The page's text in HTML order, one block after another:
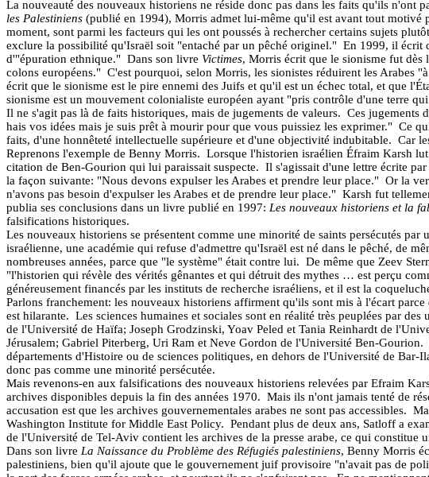
La nouveauté des nouveaux historiens ne réside donc pas dans les faits qu'ils n'ont
les Palestiniens (publié en 1994), Morris admet lui-même qu'il est avant tout motivé
moment, sont parmi les facteurs qui les ont poussés à rechercher certains sujets
exclure la possibilité qu'Israël soit "entaché par un pêché originel." En 1999, il écrit
d'"épuration ethnique." Dans son livre Victimes, Morris écrit que le sionisme fut
colons européens." C'est pourquoi, selon Morris, les sionistes réduirent les Arabes
écrit que le sionisme est le pire ennemi des Juifs et qu'il est un échec total, et que
sionisme est un mouvement colonialiste européen ayant "pris contrôle d'une terre
Il ne s'agit pas là de faits historiques, mais de jugements de valeurs. Ces jugements
hais vos idées mais je suis prêt à mourir pour que vous puissiez les exprimer." Ce
faits, d'une honnêteté intellectuelle supérieure et d'une objectivité indubitable. Car
Reprenons l'exemple de Benny Morris. Lorsque l'historien israélien Éfraim Karsh
citation de Ben-Gourion qui lui paraissait suspecte. Il s'agissait d'une lettre écrite
la façon suivante: "Nous devons expulser les Arabes et prendre leur place." Or la
n'avons pas besoin d'expulser les Arabes et de prendre leur place." Karsh fut
publia ses conclusions dans un livre publié en 1997: Les nouveaux historiens et la
falsifications historiques.
Les nouveaux historiens se présentent comme une minorité de saints persécutés
israélienne, une académie qui refuse d'admettre qu'Israël est né dans le pêché, de
nombreuses années, parce que "le système" était contre lui. De même que Zeev
"l'historien qui révèle des vérités gênantes et qui détruit des mythes … est perçu
généreusement financés par les instituts de recherche israéliens, et il est la
Parlons franchement: les nouveaux historiens affirment qu'ils sont mis à l'écart
est hilarante. Les sciences humaines et sociales sont en réalité très peuplées par
de l'Université de Haïfa; Joseph Grodzinski, Yoav Peled et Tania Reinhardt de
Jérusalem; Gabriel Piterberg, Uri Ram et Neve Gordon de l'Université Ben-Gourion.
départements d'Histoire ou de sciences politiques, en dehors de l'Université de Bar-
donc pas comme une minorité persécutée.
Mais revenons-en aux falsifications des nouveaux historiens relevées par Efraim
archives disponibles depuis la fin des années 1970. Mais ils n'ont jamais tenté de
accusation est que les archives gouvernementales arabes ne sont pas accessibles.
Washington Institute for Middle East Policy. Pendant plus de deux ans, Satloff a
de l'Université de Tel-Aviv contient les archives de la presse arabe, ce qui constitue
Dans son livre La Naissance du Problème des Réfugiés palestiniens, Benny Morris
palestiniens, bien qu'il ajoute que le gouvernement juif provisoire "n'avait pas de